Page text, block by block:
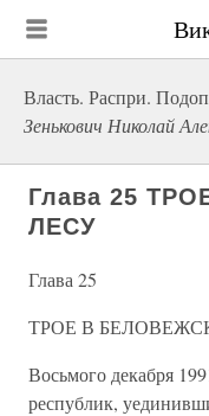
Власть. Распри.
Зенькович Николай
Глава 25
ЛЕСУ
Глава 25
ТРОЕ В
Восьмого декабря
республик,